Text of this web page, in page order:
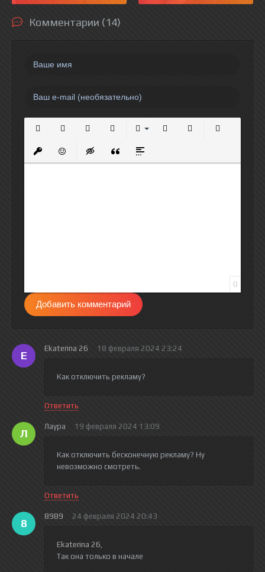
Комментарии (14)
Вставить защищенную ссылку
Вставить смайлик
Вставка скрытого текста
Вставка цитаты
Вставка спойлера
0
Добавить комментарий
E
Ekaterina 26 18 февраля 2024 23:24
Как отключить рекламу?
Ответить
Л
Лаура 19 февраля 2024 13:09
Как отключить бесконечную рекламу? Ну
невозможно смотреть.
Ответить
8
8989 24 февраля 2024 20:43
Ekaterina 26,
Так она только в начале